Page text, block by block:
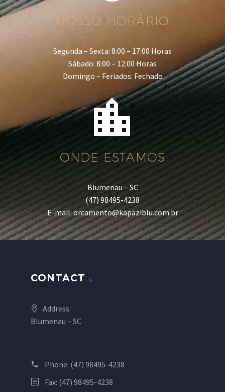
NOSSO HORÁRIO
Segunda – Sexta: 8:00 – 17:00 Horas
Sábado: 8:00 – 12:00 Horas
Domingo – Feriados: Fechado


ONDE ESTAMOS
Blumenau – SC
(47) 98495-4238
E-mail: orcamento@kapaziblu.com.br
CONTACT
Address:
Blumenau – SC
Phone: (47) 98495-4238
Fax: (47) 98495-4238